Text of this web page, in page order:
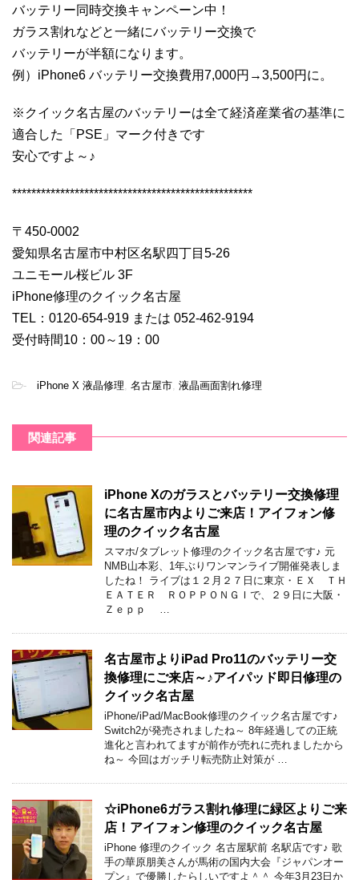
バッテリー同時交換キャンペーン中！
ガラス割れなどと一緒にバッテリー交換で
バッテリーが半額になります。
例）iPhone6 バッテリー交換費用7,000円→3,500円に。
※クイック名古屋のバッテリーは全て経済産業省の基準に
適合した「PSE」マーク付きです
安心ですよ～♪
**************************************************
〒450-0002
愛知県名古屋市中村区名駅四丁目5-26
ユニモール桜ビル 3F
iPhone修理のクイック名古屋
TEL：0120-654-919 または 052-462-9194
受付時間10：00～19：00
- iPhone X 液晶修理 名古屋市 液晶画面割れ修理
関連記事
iPhone Xのガラスとバッテリー交換修理
に名古屋市内よりご来店！アイフォン修
理のクイック名古屋
スマホ/タブレット修理のクイック名古屋です♪ 元
NMB山本彩、1年ぶりワンマンライブ開催発表しま
したね！ ライブは１２月２７日に東京・ＥＸ ＴＨ
ＥＡＴＥＲ ＲＯＰＰＯＮＧＩで、２９日に大阪・
Ｚｅｐｐ …
名古屋市よりiPad Pro11のバッテリー交
換修理にご来店～♪アイパッド即日修理の
クイック名古屋
iPhone/iPad/MacBook修理のクイック名古屋です♪
Switch2が発売されましたね～ 8年経過しての正統
進化と言われてますが前作が売れに売れましたから
ね～ 今回はガッチリ転売防止対策が …
☆iPhone6ガラス割れ修理に緑区よりご来
店！アイフォン修理のクイック名古屋
iPhone 修理のクイック 名古屋駅前 名駅店です♪ 歌
手の華原朋美さんが馬術の国内大会『ジャパンオー
プン』で優勝したらしいですよ＾＾ 今年3月23日か